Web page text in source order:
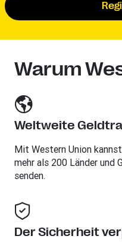
Warum
Weltweite
Mit Western Union
mehr als 200 Länder und
senden.
Der Sicherheit